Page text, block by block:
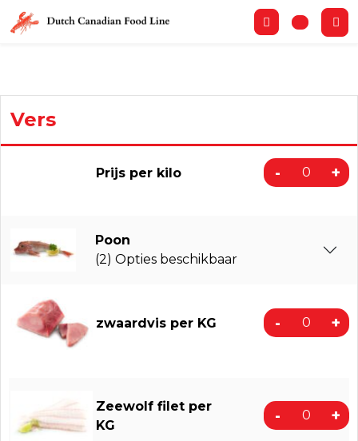
Vers
Prijs per kilo - +
Poon
(2) Opties beschikbaar
zwaardvis per KG - +
Zeewolf filet per
KG
- +